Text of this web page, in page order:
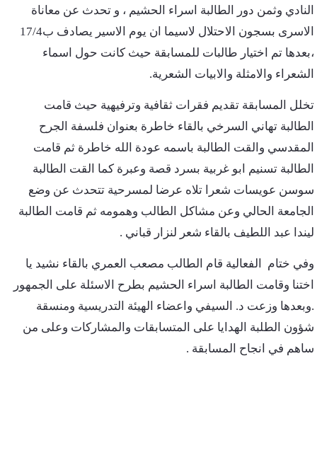
النادي وثمن دور الطالبة اسراء الحشيم ، و تحدث عن معاناة
الاسرى بسجون الاحتلال لاسيما ان يوم الاسير يصادف ب17/4
،بعدها تم اختيار طالبات للمسابقة حيث كانت حول اسماء
الشعراء والامثلة والابيات الشعرية.
تخلل المسابقة تقديم فقرات ثقافية وترفيهية حيث قامت
الطالبة تهاني السرخي بالقاء خاطرة بعنوان فلسفة الجرح
المقدسي والقت الطالبة باسمه عودة الله خاطرة ثم قامت
الطالبة تسنيم ابو غربية بسرد قصة وعبرة كما القت الطالبة
سوسن عويسات شعرا تلاه عرضا لمسرحية تتحدث عن وضع
الجامعة الحالي وعن مشاكل الطالب وهمومه ثم قامت الطالبة
ليندا عبد اللطيف بالقاء شعر لنزار قباني .
وفي ختام
الفعالية قام الطالب مصعب العمري بالقاء نشيد يا
اختنا وقامت الطالبة اسراء الحشيم بطرح الاسئلة على الجمهور
.وبعدها وزعت د. السيفي واعضاء الهيئة التدريسية ومنسقة
شؤون الطلبة الهدايا على المتسابقات والمشاركات وعلى من
ساهم في انجاح المسابقة .